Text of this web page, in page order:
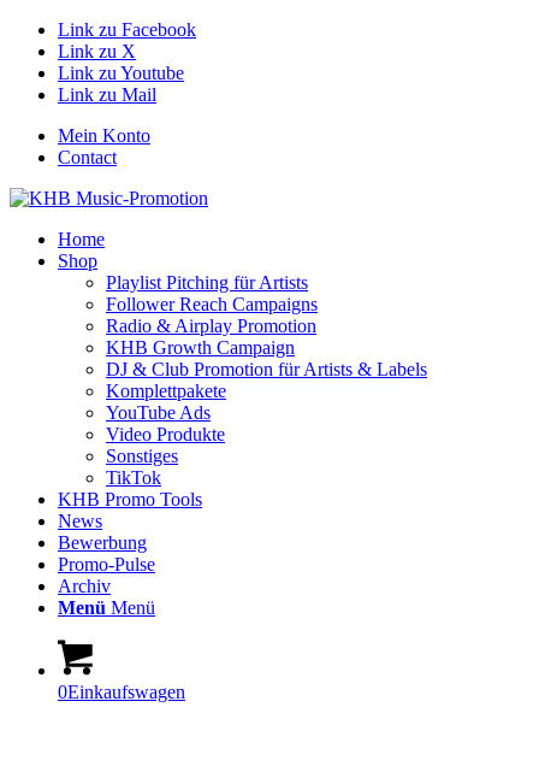
Link zu Facebook
Link zu X
Link zu Youtube
Link zu Mail
Mein Konto
Contact
Home
Shop
Playlist Pitching für Artists
Follower Reach Campaigns
Radio & Airplay Promotion
KHB Growth Campaign
DJ & Club Promotion für Artists & Labels
Komplettpakete
YouTube Ads
Video Produkte
Sonstiges
TikTok
KHB Promo Tools
News
Bewerbung
Promo-Pulse
Archiv
Menü Menü
0Einkaufswagen